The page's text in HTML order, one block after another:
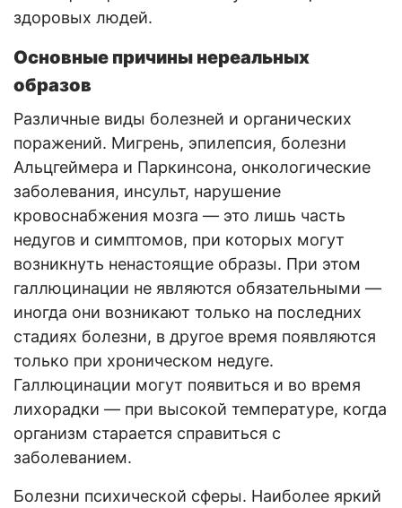
здоровых людей.
Основные причины нереальных
образов
Различные виды болезней и органических
поражений. Мигрень, эпилепсия, болезни
Альцгеймера и Паркинсона, онкологические
заболевания, инсульт, нарушение
кровоснабжения мозга — это лишь часть
недугов и симптомов, при которых могут
возникнуть ненастоящие образы. При этом
галлюцинации не являются обязательными —
иногда они возникают только на последних
стадиях болезни, в другое время появляются
только при хроническом недуге.
Галлюцинации могут появиться и во время
лихорадки — при высокой температуре, когда
организм старается справиться с
заболеванием.
Болезни психической сферы. Наиболее яркий